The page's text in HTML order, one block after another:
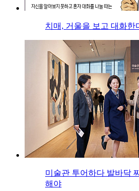
치매, 거울을 보고 대화한
미술관 투어하다 발바닥
해야